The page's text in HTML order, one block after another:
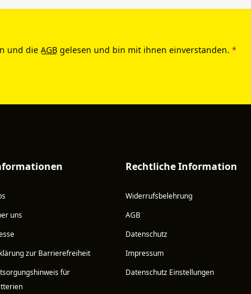
und die AGB gelesen und bin mit ihnen einverstanden. *
uns
zur Barrierefreiheit
für
Rechtliche Information
Widerrufsbelehrung
AGB
Datenschutz
Impressum
Datenschutz Einstellungen